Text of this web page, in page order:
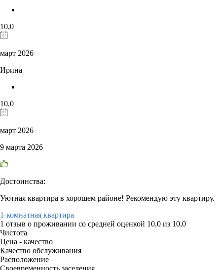
10,0
март 2026
Ирина
10,0
март 2026
9 марта 2026
Достоинства:
Уютная квартира в хорошем районе! Рекомендую эту квартиру.
1-комнатная квартира
1 отзыв о проживании со средней оценкой 10,0 из 10,0
Чистота
Цена - качество
Качество обслуживания
Расположение
Своевременность заселения